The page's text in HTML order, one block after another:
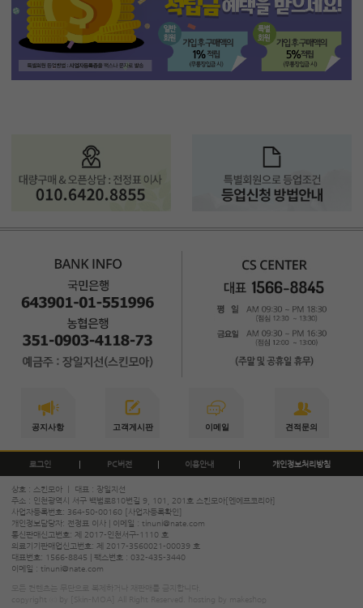
공지사항 고객게시판 이메일 견적문의
로그인 PC버전 이용안내 개인정보처리방침
상호 : 스킨모아 ㅣ 대표 : 장일지선
주소 : 인천광역시 서구 백범로810번길 9, 101, 201호 스킨모아[엔에프코리아]
사업자등록번호: 364-50-00160 [사업자등록확인]
개인정보담당자: 전정표 이사 | 이메일 : tinuni@nate.com
통신판매신고번호: 제 2017-인천서구-1110 호
의료기기판매업신고번호: 제 2017-3560021-00039 호
대표번호:
1566-8845 | 팩스번호 : 032-435-3440
이메일 : tinuni@nate.com